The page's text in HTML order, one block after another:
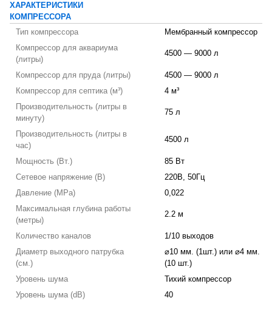
ХАРАКТЕРИСТИКИ
КОМПРЕССОРА
Тип компрессора
Мембранный компрессор
Компрессор для аквариума
(литры)
4500 — 9000 л
Компрессор для пруда (литры)
4500 — 9000 л
Компрессор для септика (м³)
4 м³
Производительность (литры в
минуту)
75 л
Производительность (литры в
час)
4500 л
Мощность (Вт.)
85 Вт
Сетевое напряжение (В)
220В, 50Гц
Давление (MPa)
0,022
Максимальная глубина работы
(метры)
2.2 м
Количество каналов
1/10 выходов
Диаметр выходного патрубка
(см.)
⌀10 мм. (1шт.) или ⌀4 мм.
(10 шт.)
Уровень шума
Тихий компрессор
Уровень шума (dB)
40